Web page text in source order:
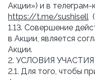
Акции») и в
https://t.me/sushisell
1.13. Совершение
в Акции, является
Акции.
2. УСЛОВИЯ
2.1. Для того, чтобы